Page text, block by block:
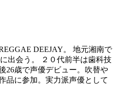
DEEJAY。 地元湘南で
出会う。 ２０代前半は歯科技
26歳で声優デビュー。吹替や
品に参加。実力派声優として